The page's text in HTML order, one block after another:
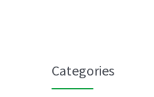
Categories